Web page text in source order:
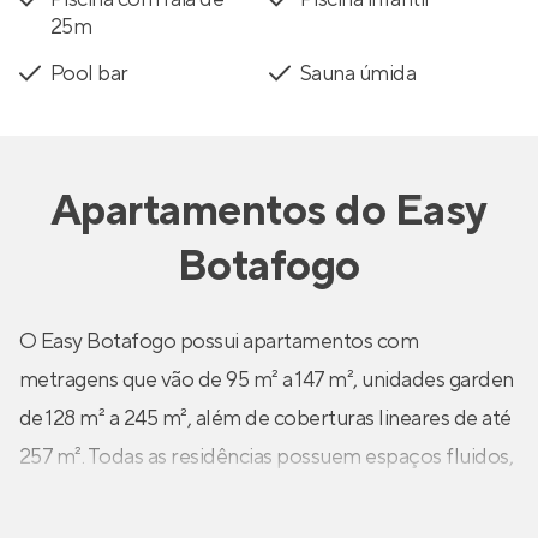
25m
Pool bar Sauna úmida
Apartamentosdo Easy
Botafogo
O Easy Botafogo possui apartamentos com
metragens que vão de 95 m² a 147 m², unidades garden
de 128 m² a 245 m², além de coberturas lineares de até
257 m². Todas as residências possuem espaços fluidos,